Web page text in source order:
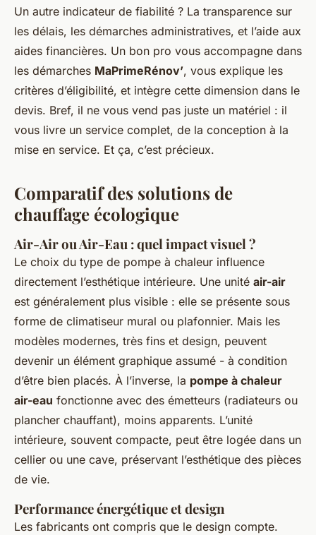
Un autre indicateur de fiabilité ? La transparence sur
les délais, les démarches administratives, et l’aide aux
aides financières. Un bon pro vous accompagne dans
les démarches MaPrimeRénov’, vous explique les
critères d’éligibilité, et intègre cette dimension dans le
devis. Bref, il ne vous vend pas juste un matériel : il
vous livre un service complet, de la conception à la
mise en service. Et ça, c’est précieux.
Comparatif des solutions de
chauffage écologique
Air-Air ou Air-Eau : quel impact visuel ?
Le choix du type de pompe à chaleur influence
directement l’esthétique intérieure. Une unité air-air
est généralement plus visible : elle se présente sous
forme de climatiseur mural ou plafonnier. Mais les
modèles modernes, très fins et design, peuvent
devenir un élément graphique assumé - à condition
d’être bien placés. À l’inverse, la pompe à chaleur
air-eau fonctionne avec des émetteurs (radiateurs ou
plancher chauffant), moins apparents. L’unité
intérieure, souvent compacte, peut être logée dans un
cellier ou une cave, préservant l’esthétique des pièces
de vie.
Performance énergétique et design
Les fabricants ont compris que le design compte.